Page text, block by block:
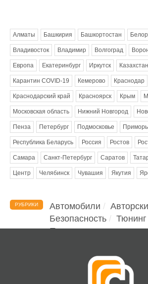
Алматы Башкирия Башкортостан
Владивосток Владимир Волгоград
Европа Екатеринбург Иркутск Казахстан
Карантин COVID-19 Кемерово Краснодар
Краснодарский край Красноярск Крым
Московская область Нижний Новгород
Пенза Петербург Подмосковье
Республика Беларусь Россия Ростов
Самара Санкт-Петербург Саратов
Центр Челябинск Чувашия Якутия
РУБРИКИ Автомобили
Безопасность
Тюнинг
Помощь водителю